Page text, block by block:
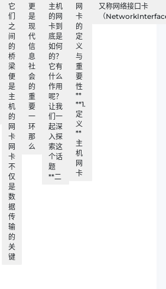
它
们
之
间
的
桥
梁
便
是
主
机
的
网
卡
网
卡
不
仅
是
数
据
传
输
的
关
键
更
是
现
代
信
息
社
会
的
重
要
一
环
那
么
主机
的网
卡到
底是
如何
的？
它有
什么
作用
呢？
让我
们一
起深
入探
索这
个话
题
**二
网
卡
的
定
义
与
重
要
性
**
**1.
定
义
**
主
机
网
卡
又称网络接口卡
（